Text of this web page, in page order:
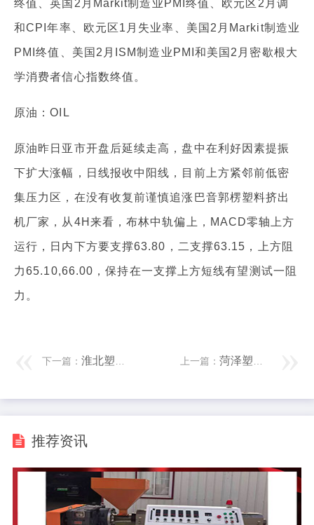
终值、英国2月Markit制造业PMI终值、欧元区2月调
和CPI年率、欧元区1月失业率、美国2月Markit制造业
PMI终值、美国2月ISM制造业PMI和美国2月密歇根大
学消费者信心指数终值。
原油：OIL
原油昨日亚市开盘后延续走高，盘中在利好因素提振
下扩大涨幅，日线报收中阳线，目前上方紧邻前低密
集压力区，在没有收复前谨慎追涨巴音郭楞塑料挤出
机厂家，从4H来看，布林中轨偏上，MACD零轴上方
运行，日内下方要支撑63.80，二支撑63.15，上方阻
力65.10,66.00，保持在一支撑上方短线有望测试一阻
力。
下一篇： 淮北塑料挤出机价格 CWG资讯：美联储9月降息前景仍有变数，周一美元上涨创下近一个月大单日涨幅，金价承压小幅回落整理 上一篇： 菏泽塑料管材生产线厂家 栾雪 8月26日走势分析
推荐资讯